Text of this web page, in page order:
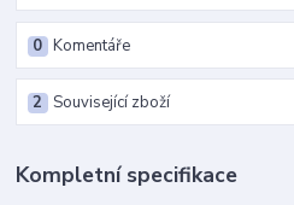
Komentáře
0
Související zboží
2
Kompletní specifikace